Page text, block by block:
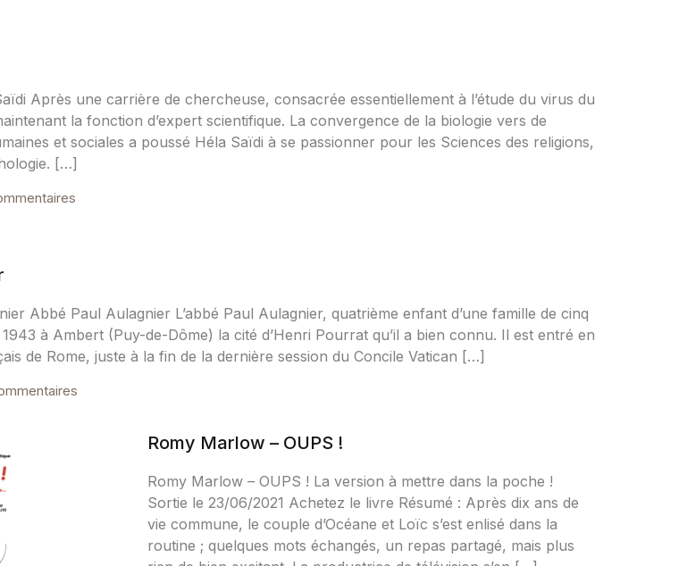
Après une carrière de chercheuse, consacrée essentiellement à l’étude du virus du
la fonction d’expert scientifique. La convergence de la biologie vers de
et sociales a poussé Héla Saïdi à se passionner pour les Sciences des religions,
[…]
Abbé Paul Aulagnier L’abbé Paul Aulagnier, quatrième enfant d’une famille de cinq
à Ambert (Puy-de-Dôme) la cité d’Henri Pourrat qu’il a bien connu. Il est entré en
de Rome, juste à la fin de la dernière session du Concile Vatican […]
Romy Marlow – OUPS !
Romy Marlow – OUPS ! La version à mettre dans la poche !
Sortie le 23/06/2021 Achetez le livre Résumé : Après dix ans de
vie commune, le couple d’Océane et Loïc s’est enlisé dans la
routine ; quelques mots échangés, un repas partagé, mais plus